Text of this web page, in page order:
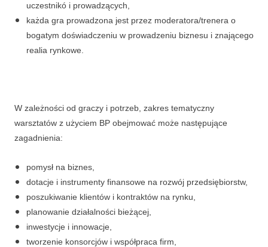
uczestnikó i prowadzących,
każda gra prowadzona jest przez moderatora/trenera o
bogatym doświadczeniu w prowadzeniu biznesu i znającego
realia rynkowe.
W zależności od graczy i potrzeb, zakres tematyczny
warsztatów z użyciem BP obejmować może następujące
zagadnienia:
pomysł na biznes,
dotacje i instrumenty finansowe na rozwój przedsiębiorstw,
poszukiwanie klientów i kontraktów na rynku,
planowanie działalności bieżącej,
inwestycje i innowacje,
tworzenie konsorcjów i współpraca firm,